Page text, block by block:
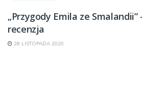
„Przygody Emila ze
recenzja
28 LISTOPADA 2020